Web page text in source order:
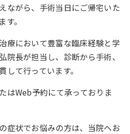
ながら、手術当日にご帰宅いた
。
療において豊富な臨床経験と学
院長が担当し、診断から手術、
て行っています。
はWeb予約にて承っておりま
症状でお悩みの方は、当院へお